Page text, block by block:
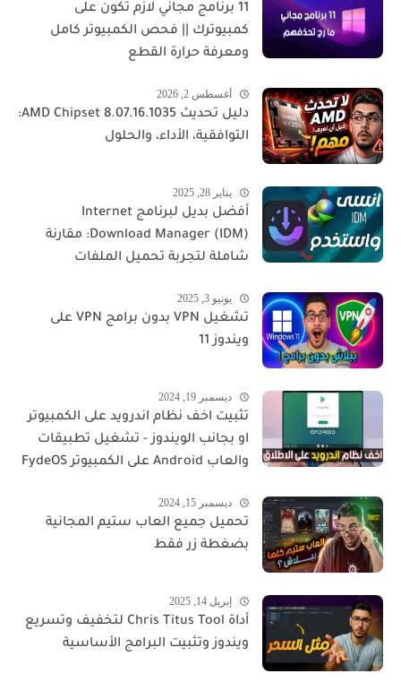
11 برنامج مجاني لازم تكون على
كمبيوترك || فحص الكمبيوتر كامل
ومعرفة حرارة القطع
أغسطس 2, 2026
دليل تحديث AMD Chipset 8.07.16.1035:
التوافقية، الأداء، والحلول
يناير 28, 2025
أفضل بديل لبرنامج Internet
Download Manager (IDM): مقارنة
شاملة لتجربة تحميل الملفات
يونيو 3, 2025
تشغيل VPN بدون برامج VPN على
ويندوز 11
ديسمبر 19, 2024
تثبيت اخف نظام اندرويد على الكمبيوتر
او بجانب الويندوز - تشغيل تطبيقات
والعاب Android على الكمبيوتر FydeOS
ديسمبر 15, 2024
تحميل جميع العاب ستيم المجانية
بضغطة زر فقط
إبريل 14, 2025
أداة Chris Titus Tool لتخفيف وتسريع
ويندوز وتثبيت البرامج الأساسية